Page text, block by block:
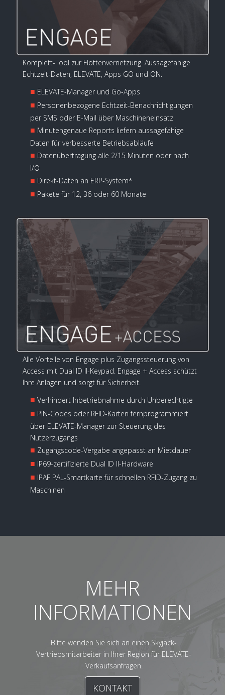
Komplett-Tool zur Flottenvernetzung. Aussagefähige
Echtzeit-Daten, ELEVATE, Apps GO und ON.
■ ELEVATE-Manager und Go-Apps
■ Personenbezogene Echtzeit-Benachrichtigungen
per SMS oder E-Mail über Maschineneinsatz
■ Minutengenaue Reports liefern aussagefähige
Daten für verbesserte Betriebsabläufe
■ Datenübertragung alle 2/15 Minuten oder nach
I/O
■ Direkt-Daten an ERP-System*
■ Pakete für 12, 36 oder 60 Monate
Alle Vorteile von Engage plus Zugangssteuerung von
Access mit Dual ID II-Keypad. Engage + Access schützt
Ihre Anlagen und sorgt für Sicherheit.
■ Verhindert Inbetriebnahme durch Unberechtigte
■ PIN-Codes oder RFID-Karten fernprogrammiert
über ELEVATE-Manager zur Steuerung des
Nutzerzugangs
■ Zugangscode-Vergabe angepasst an Mietdauer
■ IP69-zertifizierte Dual ID II-Hardware
■ IPAF PAL-Smartkarte für schnellen RFID-Zugang zu
Maschinen
MEHR
INFORMATIONEN
Bitte wenden Sie sich an einen Skyjack-
Vertriebsmitarbeiter in Ihrer Region für ELEVATE-
Verkaufsanfragen.
KONTAKT